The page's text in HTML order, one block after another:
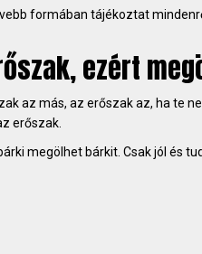
formában tájékoztat
ezért
az más, az erőszak az, ha te
erőszak.
megölhet bárkit. Csak jól és